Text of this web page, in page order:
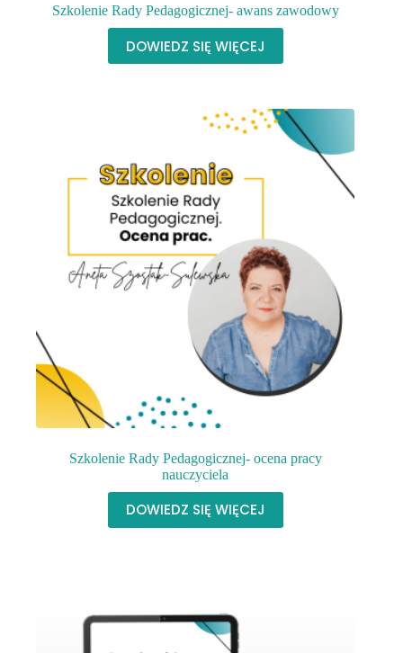
Szkolenie Rady Pedagogicznej- awans zawodowy
DOWIEDZ SIĘ WIĘCEJ
Szkolenie Rady Pedagogicznej- ocena pracy
nauczyciela
DOWIEDZ SIĘ WIĘCEJ